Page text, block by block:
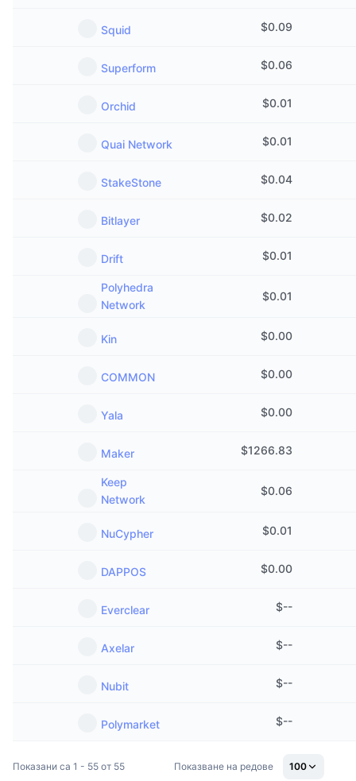
Squid $0.09
Superform $0.06
Orchid $0.01
Quai Network $0.01
StakeStone $0.04
Bitlayer $0.02
Drift $0.01
Polyhedra
Network
$0.01
Kin $0.00
COMMON $0.00
Yala $0.00
Maker $1266.83
Keep
Network
$0.06
NuCypher $0.01
DAPPOS $0.00
Everclear $--
Axelar $--
Nubit $--
Polymarket $--
Показани са 1 - 55 от 55 Показване на редове 100